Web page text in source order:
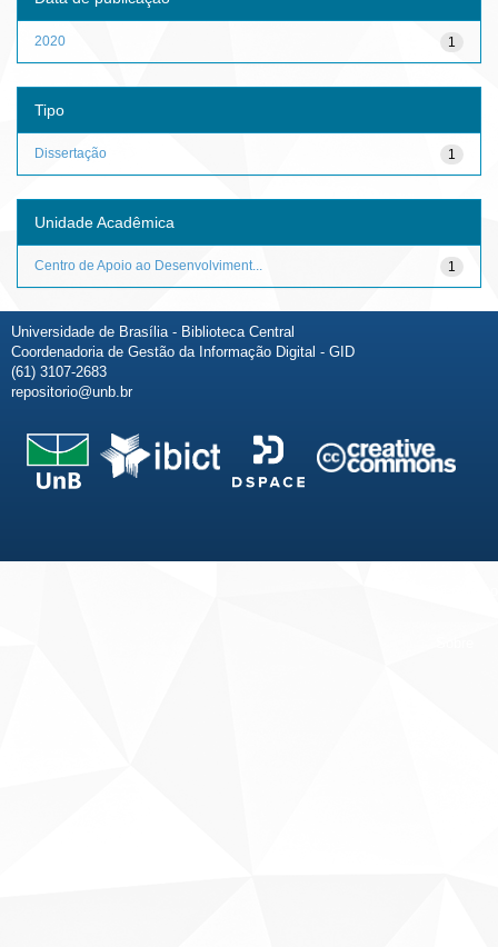
1
2020
Tipo
1
Dissertação
Unidade Acadêmica
1
Centro de Apoio ao Desenvolviment...
Universidade de Brasília - Biblioteca Central
Coordenadoria de Gestão da Informação Digital - GID
(61) 3107-2683
repositorio@unb.br